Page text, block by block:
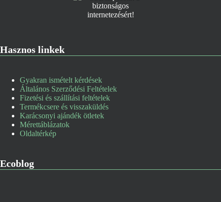
Hasznos linkek
Gyakran ismételt kérdések
Általános Szerződési Feltételek
Fizetési és szállítási feltételek
Termékcsere és visszaküldés
Karácsonyi ajándék ötletek
Mérettáblázatok
Oldaltérkép
Ecoblog